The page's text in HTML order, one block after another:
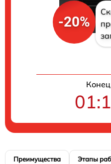
-20%
Преимущества Этапы